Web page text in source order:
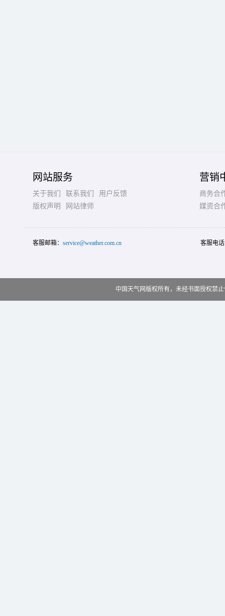
网站服务
关于我们 联系我们
用户反馈
版权声明
网站律师
营销
商务合
媒资合
客服邮箱： service@weather.com.cn 客服电
中国天气网版权所有，未经书面授权